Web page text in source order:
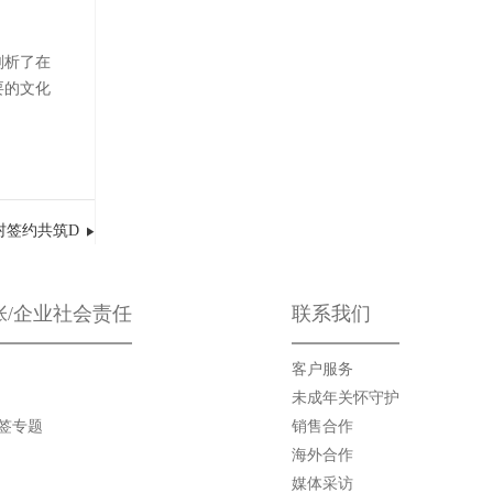
析了在
的文化
签约共筑D